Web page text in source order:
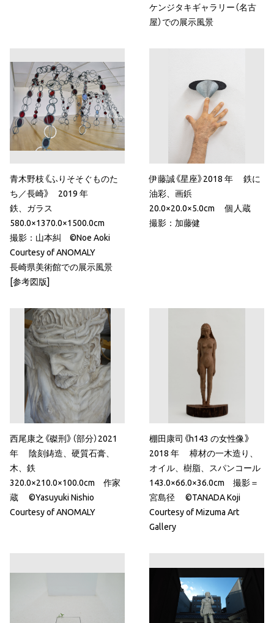
ケンジタキギャラリー（名古
屋）での展示風景
青木野枝《ふりそそぐものた
ち／長崎》 2019 年
鉄、ガラス
580.0×1370.0×1500.0cm
撮影：山本糾 ©Noe Aoki
Courtesy of ANOMALY
長崎県美術館での展示風景
[参考図版]
伊藤誠《星座》2018 年 鉄に
油彩、画鋲
20.0×20.0×5.0cm 個人蔵
撮影：加藤健
西尾康之《磔刑》（部分）2021
年 陰刻鋳造、硬質石膏、
木、鉄
320.0×210.0×100.0cm 作家
蔵 ©Yasuyuki Nishio
Courtesy of ANOMALY
棚田康司《h143 の女性像》
2018 年 樟材の一木造り、
オイル、樹脂、スパンコール
143.0×66.0×36.0cm 撮影＝
宮島径 ©TANADA Koji
Courtesy of Mizuma Art
Gallery